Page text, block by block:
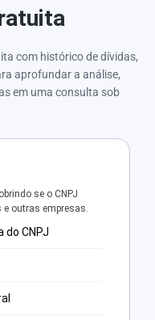
com histórico de dívidas,
aprofundar a análise,
em uma consulta sob
se o CNPJ
outras empresas.
CNPJ